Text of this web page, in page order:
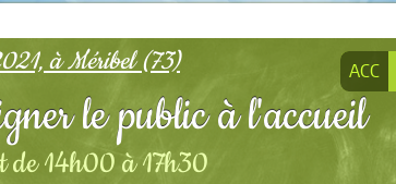
à Méribel (73)
le public à l'accueil
14h00 à 17h30